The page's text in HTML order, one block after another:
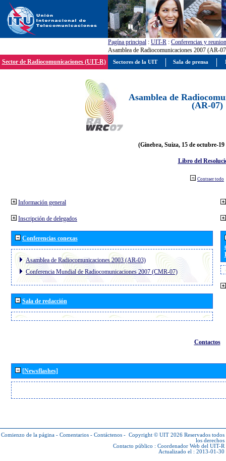
Pagína principal : UIT-R : Conferencias y
Asamblea de Radiocomunicaciones 2007 (AR-
Sector de Radiocomunicaciones (UIT-R)
Asamblea de
(AR-07)
(Ginebra, Suiza, 15 de octubre-19
Libro del
Contraer todo
Información general
Inscripción de delegados
Conferencias conexas
Asamblea de Radiocomunicaciones 2003 (AR-03)
Conferencia Mundial de Radiocomunicaciones 2007 (CMR-07)
Sala de redacción
Contactos
[Newsflashes]
Comienzo de la página - Comentarios - Contáctenos - Copyright © UIT 2026 Reservados todos
los derechos
Contacto público : Coordenador Web del UIT-R
Actualizado el : 2013-01-30
Sectores de la UIT Sala de prensa